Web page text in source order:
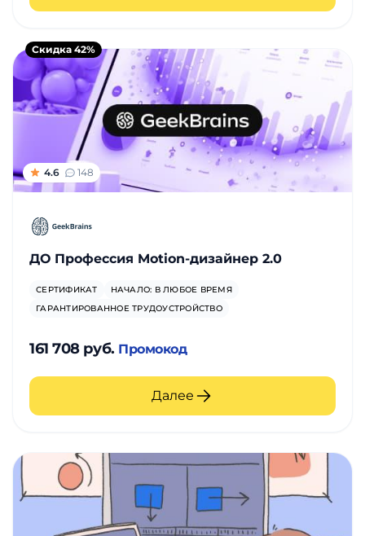
4.6 148
ДО Профессия Motion-дизайнер 2.0
СЕРТИФИКАТ
НАЧАЛО: В ЛЮБОЕ ВРЕМЯ
ГАРАНТИРОВАННОЕ ТРУДОУСТРОЙСТВО
161 708 руб. Промокод
Далее
Скидка 42%